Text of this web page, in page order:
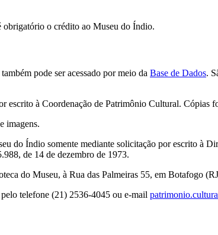
obrigatório o crédito ao Museu do Índio.
pode ser acessado por meio da Base de Dados.
escrito à Coordenação de Patrimônio Cultural.
imagens.
do Índio somente mediante solicitação por escrito à
de 14 de dezembro de 1973.
do Museu, à Rua das Palmeiras 55, em Botafogo
telefone (21) 2536-4045 ou e-mail